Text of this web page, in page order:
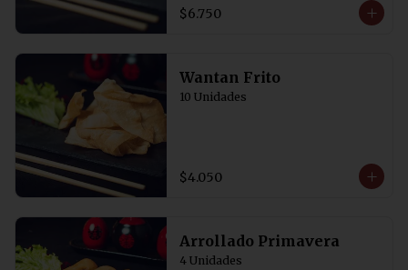
Acompañadas de salsa de soya con
un toque de vinagre. 5 Unidades
$6.750
Wantan Frito
10 Unidades
$4.050
Arrollado Primavera
4 Unidades